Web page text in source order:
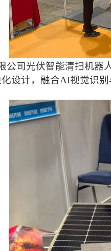
公司光伏智能清扫机器
设计，融合AI视觉识